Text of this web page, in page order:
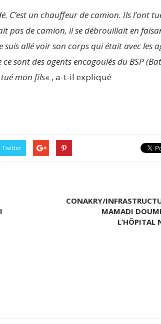
C’est un chauffeur de camion. Ils l’ont
pas de camion, il se débrouillait en
suis allé voir son corps qui était avec les
sont des agents encagoulés du BSP
mon fils« , a-t-il expliqué
Twitter
CONAKRY/
MAMADI
L’HÔPITAL